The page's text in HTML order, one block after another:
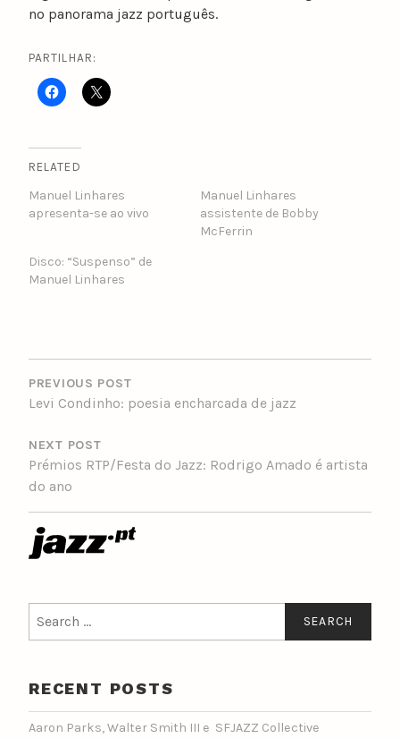
no panorama jazz português.
PARTILHAR:
RELATED
Manuel Linhares
apresenta-se ao vivo
Manuel Linhares
assistente de Bobby
McFerrin
Disco: “Suspenso” de
Manuel Linhares
POST
NAVIGATION
PREVIOUS POST
Levi Condinho: poesia encharcada de jazz
NEXT POST
Prémios RTP/Festa do Jazz: Rodrigo Amado é artista
do ano
for:
RECENT POSTS
Aaron Parks, Walter Smith III e SFJAZZ Collective